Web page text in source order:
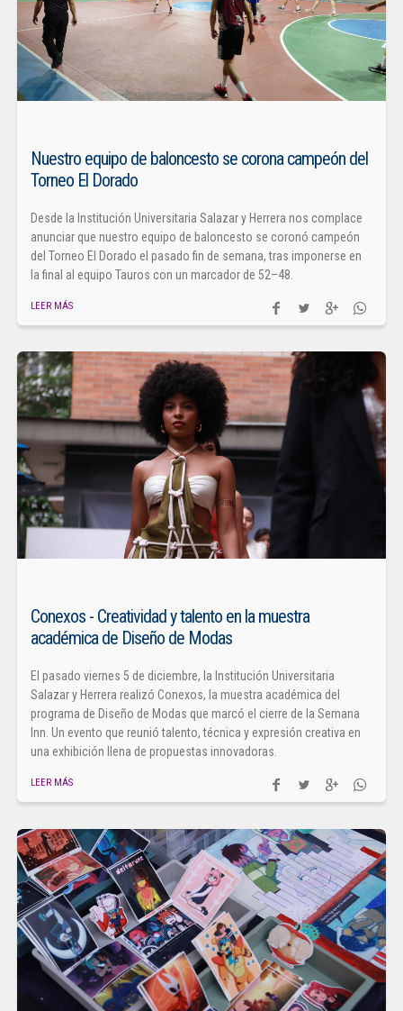
Nuestro equipo de baloncesto se corona campeón del
Torneo El Dorado
Desde la Institución Universitaria Salazar y Herrera nos complace
anunciar que nuestro equipo de baloncesto se coronó campeón
del Torneo El Dorado el pasado fin de semana, tras imponerse en
la final al equipo Tauros con un marcador de 52–48.
LEER MÁS
Conexos - Creatividad y talento en la muestra
académica de Diseño de Modas
El pasado viernes 5 de diciembre, la Institución Universitaria
Salazar y Herrera realizó Conexos, la muestra académica del
programa de Diseño de Modas que marcó el cierre de la Semana
Inn. Un evento que reunió talento, técnica y expresión creativa en
una exhibición llena de propuestas innovadoras.
LEER MÁS